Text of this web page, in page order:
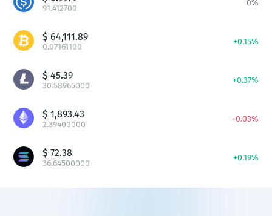
91.412700
0%
$ 64,111.89
0.07161100
+0.15%
$ 45.39
30.58965000
+0.37%
$ 1,893.43
2.39400000
-0.03%
$ 72.38
36.64500000
+0.19%